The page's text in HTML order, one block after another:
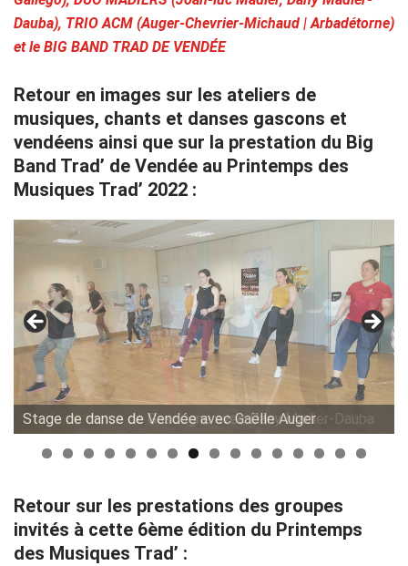
Dauba), TRIO ACM (Auger-Chevrier-Michaud | Arbadétorne)
et le BIG BAND TRAD DE VENDÉE
Retour en images sur les ateliers de
musiques, chants et danses gascons et
vendéens ainsi que sur la prestation du Big
Band Trad’ de Vendée au Printemps des
Musiques Trad’ 2022 :
Stage de danse de Vendée avec Gaëlle Auger
Retour sur les prestations des groupes
invités à cette 6ème édition du Printemps
des Musiques Trad’ :